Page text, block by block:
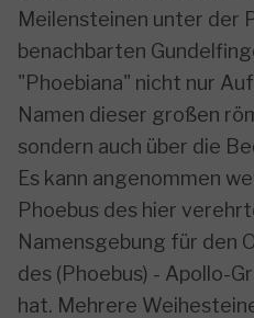
Meilensteinen unter der
benachbarten
"Phoebiana" nicht nur
Namen dieser großen
sondern auch über die
Es kann angenommen
Phoebus des hier
Namensgebung für den
des (Phoebus) - Apollo-
hat. Mehrere